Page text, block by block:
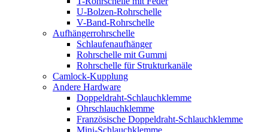
U-Bolzen-Rohrschelle
V-Band-Rohrschelle
Aufhängerrohrschelle
Schlaufenaufhänger
Rohrschelle mit Gummi
Rohrschelle für Strukturkanäle
Camlock-Kupplung
Andere Hardware
Doppeldraht-Schlauchklemme
Ohrschlauchklemme
Französische Doppeldraht-Schlauchklemme
Mini-Schlauchklemme